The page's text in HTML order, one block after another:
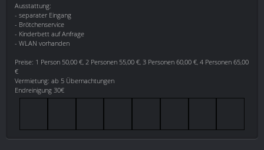
Ausstattung:
- separater Eingang
- Brötchenservice
- Kinderbett auf Anfrage
- WLAN vorhanden
Preise: 1 Person 50,00 €, 2 Personen 55,00 €, 3 Personen 60,00 €, 4 Personen 65,00
€
Vermietung: ab 5 Übernachtungen
Endreinigung 30€